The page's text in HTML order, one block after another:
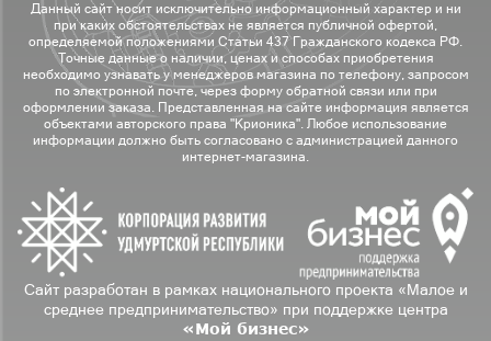
Данный сайт носит исключительно информационный характер и ни
при каких обстоятельствах не является публичной офертой,
определяемой положениями Статьи 437 Гражданского кодекса РФ.
Точные данные о наличии, ценах и способах приобретения
необходимо узнавать у менеджеров магазина по телефону, запросом
по электронной почте, через форму обратной связи или при
оформлении заказа. Представленная на сайте информация является
объектами авторского права "Крионика". Любое использование
информации должно быть согласовано с администрацией данного
интернет-магазина.
Сайт разработан в рамках национального проекта «Малое и
среднее предпринимательство» при поддержке центра
«Мой бизнес»